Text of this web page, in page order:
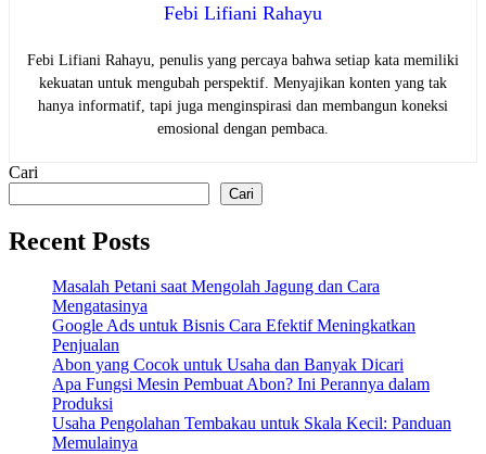
Febi Lifiani Rahayu
Febi Lifiani Rahayu, penulis yang percaya bahwa setiap kata memiliki
kekuatan untuk mengubah perspektif. Menyajikan konten yang tak
hanya informatif, tapi juga menginspirasi dan membangun koneksi
emosional dengan pembaca.
Cari
Cari
Recent Posts
Masalah Petani saat Mengolah Jagung dan Cara
Mengatasinya
Google Ads untuk Bisnis Cara Efektif Meningkatkan
Penjualan
Abon yang Cocok untuk Usaha dan Banyak Dicari
Apa Fungsi Mesin Pembuat Abon? Ini Perannya dalam
Produksi
Usaha Pengolahan Tembakau untuk Skala Kecil: Panduan
Memulainya